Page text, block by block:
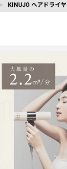
KINUJO ヘアドライ